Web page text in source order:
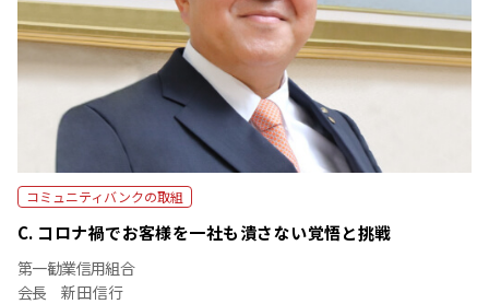
コミュニティバンクの取組
C. コロナ禍でお客様を一社も潰さない覚悟と挑戦
第一勧業信用組合
会長 新田 信行